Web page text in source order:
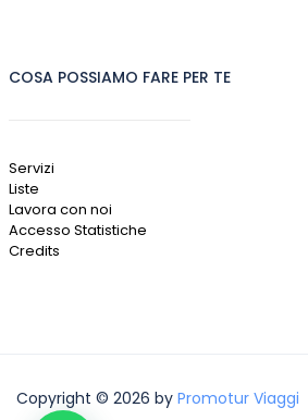
COSA POSSIAMO FARE PER TE
Servizi
Liste
Lavora con noi
Accesso Statistiche
Credits
Copyright © 2026 by Promotur Viaggi